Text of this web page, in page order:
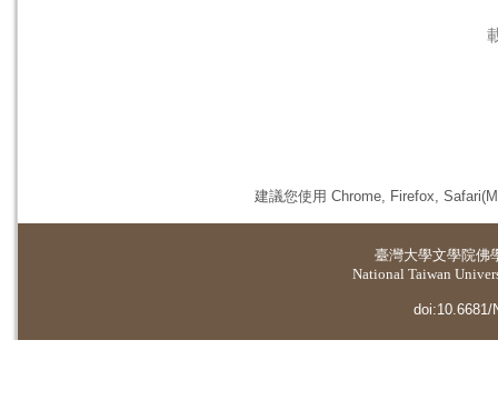
建議您使用 Chrome, Firefox,
臺灣大學文學院佛
National Taiwan
doi:10.6681/